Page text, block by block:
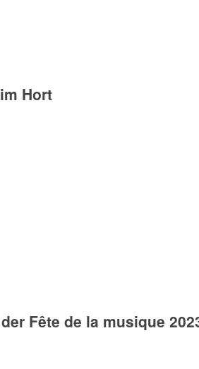
Hort
Fête de la musique